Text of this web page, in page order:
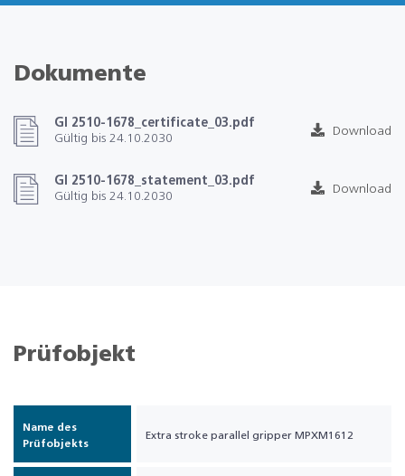
Dokumente
GI 2510-1678_certificate_03.pdf
Gültig bis 24.10.2030
Download
GI 2510-1678_statement_03.pdf
Gültig bis 24.10.2030
Download
Prüfobjekt
Name des
Prüfobjekts
Extra stroke parallel gripper MPXM1612